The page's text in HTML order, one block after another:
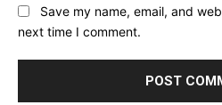
Save my name, email, and
next time I comment.